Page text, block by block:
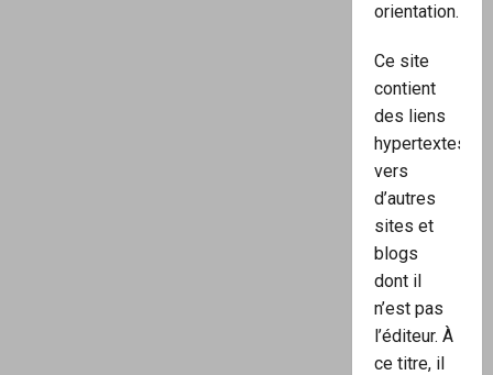
orientation.
Ce site
contient
des liens
hypertextes
vers
d’autres
sites et
blogs
dont il
n’est pas
l’éditeur. À
ce titre, il